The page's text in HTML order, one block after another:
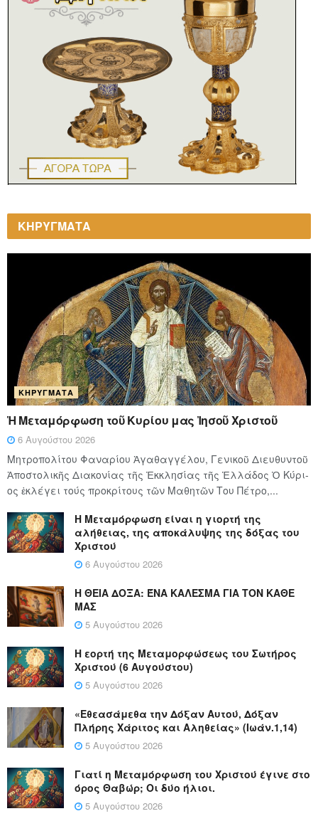
ΚΗΡΥΓΜΑΤΑ
ΚΗΡΎΓΜΑΤΑ
Ἡ Μεταμόρφωση τοῦ Κυρίου μας Ἰησοῦ Χριστοῦ
6 Αυγούστου 2026
Μητροπολίτου Φαναρίου Ἀγαθαγγέλου, Γενικοῦ Διευθυντοῦ
Ἀποστολικῆς Διακονίας τῆς Ἐκκλησίας τῆς Ἑλλάδος Ὁ Κύ­ρι­
ος ἐκλέγει τούς προ­κρί­τους τῶν Μα­θη­τῶν Του Πέ­τρο,...
Η Μεταμόρφωση είναι η γιορτή της
αλήθειας, της αποκάλυψης της δόξας του
Χριστού
6 Αυγούστου 2026
Η ΘΕΙΑ ΔΟΞΑ: ΈΝΑ ΚΑΛΕΣΜΑ ΓΙΑ ΤΟΝ ΚΑΘΕ
ΜΑΣ
5 Αυγούστου 2026
Η εορτή της Μεταμορφώσεως του Σωτήρος
Χριστού (6 Αυγούστου)
5 Αυγούστου 2026
«Εθεασάμεθα την Δόξαν Αυτού, Δόξαν
Πλήρης Χάριτος και Αληθείας» (Ιωάν.1,14)
5 Αυγούστου 2026
Γιατί η Μεταμόρφωση του Χριστού έγινε στο
όρος Θαβώρ; Οι δύο ήλιοι.
5 Αυγούστου 2026